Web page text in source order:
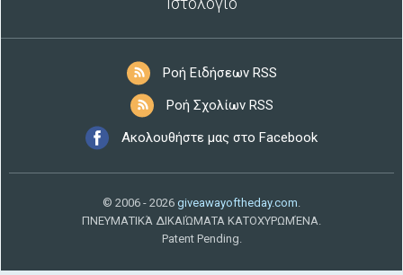
Ροή Ειδήσεων RSS
Ροή Σχολίων RSS
Ακολουθήστε μας στο Facebook
© 2006 - 2026 giveawayoftheday.com.
ΠΝΕΥΜΑΤΙΚΆ ΔΙΚΑΙΏΜΑΤΑ ΚΑΤΟΧΥΡΩΜΈΝΑ.
Patent Pending.